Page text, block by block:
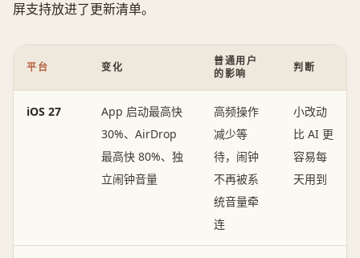
屏支持放进了更新清单。
平台 变化
普通用户
的影响
判断
iOS 27
App 启动最高快
30%、AirDrop
最高快 80%、独
立闹钟音量
高频操作
减少等
待，闹钟
不再被系
统音量牵
连
小改动
比 AI 更
容易每
天用到